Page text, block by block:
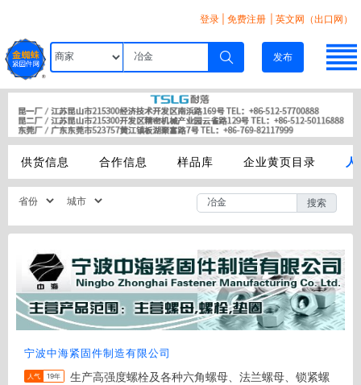
登录 免费注册 | 英文网（出口网）
发布
供货信息 合作信息 样品库 企业黄页目录
搜索
宁波中海紧固件制造有限公司
人气 19年